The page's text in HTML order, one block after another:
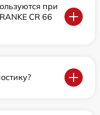
при
CR 66